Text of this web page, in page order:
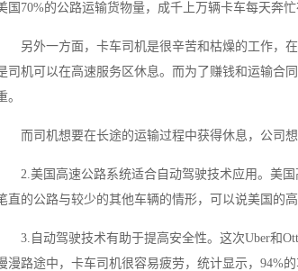
国70%的公路运输货物量，成千上万辆卡车每天奔
另外一方面，卡车司机是很辛苦和枯燥的工作，
司机可以在高速服务区休息。而为了赚钱和运输合
。
而司机想要在长途的运输过程中获得休息，公司
2.美国高速公路系统适合自动驾驶技术应用。美
直的公路与较少的其他车辆的情形，可以说美国的
3.自动驾驶技术有助于提高安全性。这次Uber和
漫路途中，卡车司机很容易疲劳，统计显示，94%